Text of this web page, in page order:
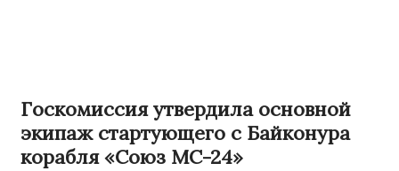
Госкомиссия утвердила основной
экипаж стартующего с Байконура
корабля «Союз МС-24»